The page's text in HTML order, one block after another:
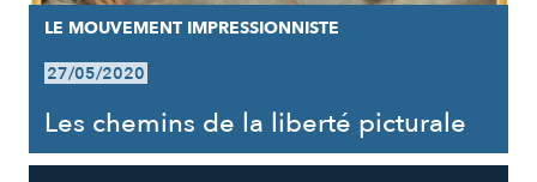
LE MOUVEMENT IMPRESSIONNISTE
27/05/2020
Les chemins de la liberté picturale